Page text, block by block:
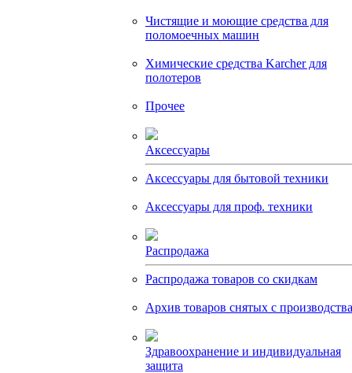
Чистящие и моющие средства для
поломоечных машин
Химические средства Karcher для
полотеров
Прочее
Аксессуары
Аксессуары для бытовой техники
Аксессуары для проф. техники
Распродажа
Распродажа товаров со скидкам
Архив товаров снятых с производства
Здравоохранение и индивидуальная
защита